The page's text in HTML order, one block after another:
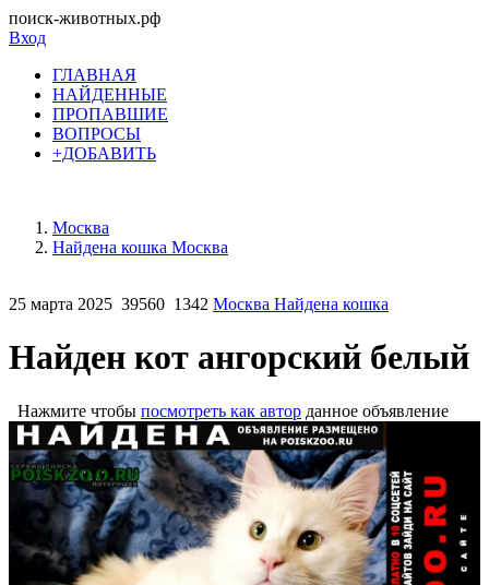
поиск-животных.рф
Вход
ГЛАВНАЯ
НАЙДЕННЫЕ
ПРОПАВШИЕ
ВОПРОСЫ
+ДОБАВИТЬ
Москва
Найдена кошка Москва
25 марта 2025 39560 1342 Москва Найдена кошка
Найден кот ангорский белый
Нажмите чтобы посмотреть как автор данное объявление